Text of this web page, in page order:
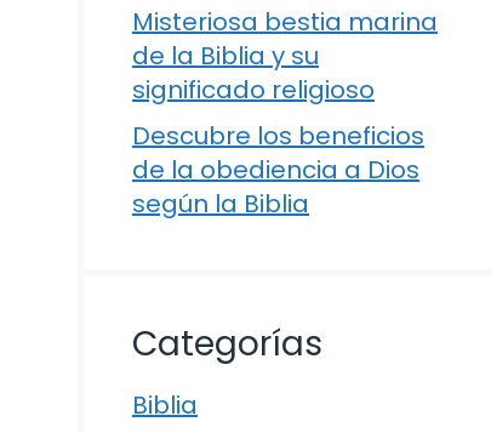
Misteriosa bestia marina
de la Biblia y su
significado religioso
Descubre los beneficios
de la obediencia a Dios
según la Biblia
Categorías
Biblia